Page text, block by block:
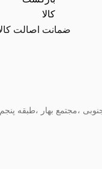
ضمانت اصالت
،مجتمع بهار ،طبقه